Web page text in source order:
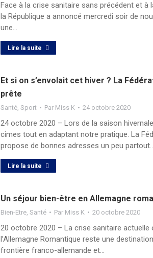
Face à la crise sanitaire sans précédent et à
la République a annoncé mercredi soir de
une…
Lire la suite
Et si on s’envolait cet hiver ? La
prête
Santé,Sport Par Miss K 24 octobre 2020
24 octobre 2020 – Lors de la saison
cimes tout en adaptant notre pratique. La
propose de bonnes adresses un peu
Lire la suite
Un séjour bien-être en Allemagne
Bien-Etre,Santé Par Miss K 20 octobre 2020
20 octobre 2020 – La crise sanitaire
l’Allemagne Romantique reste une
frontière franco-allemande et…